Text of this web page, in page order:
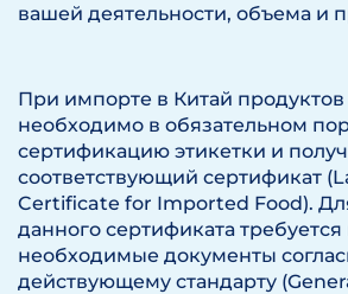
вашей деятельности, объема и
При импорте в Китай
необходимо в обязательном
сертификацию этикетки и
соответствующий сертификат
Certificate for Imported Food).
данного сертификата требуется
необходимые документы
действующему стандарту